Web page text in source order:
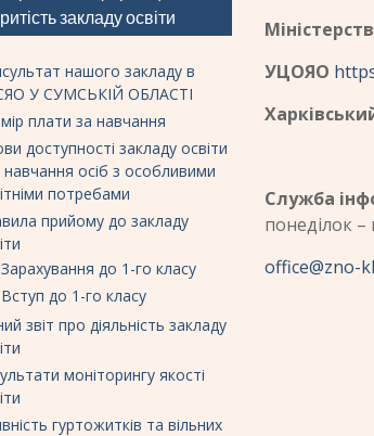
УЦОЯО
Служба
понеділок –
office@zno-
закладу освіти
нашого закладу в
У СУМСЬКІЙ ОБЛАСТІ
плати за навчання
доступності закладу освіти
навчання осіб з особливими
потребами
прийому до закладу
Зарахування до 1-го класу
Вступ до 1-го класу
звіт про діяльність закладу
моніторингу якості
гуртожитків та вільних